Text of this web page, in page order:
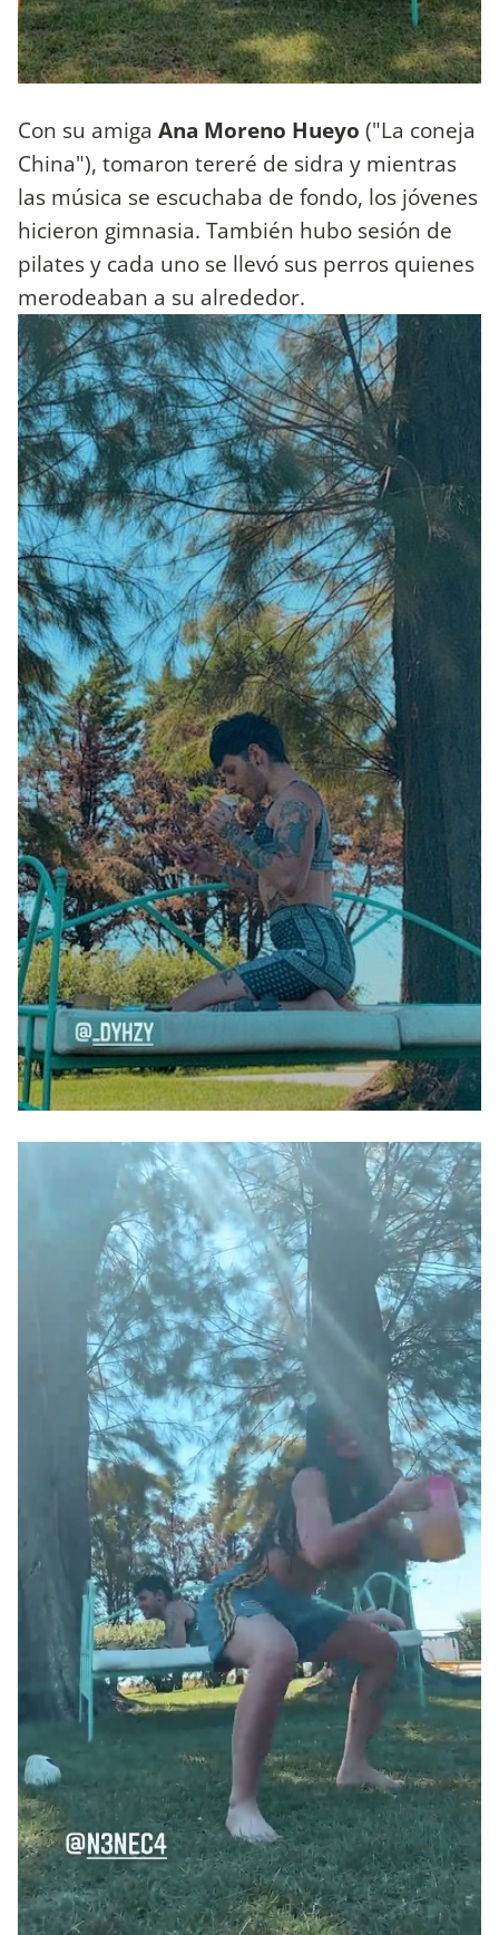
Con su amiga Ana Moreno Hueyo ("La coneja
China"), tomaron tereré de sidra y mientras
las música se escuchaba de fondo, los jóvenes
hicieron gimnasia. También hubo sesión de
pilates y cada uno se llevó sus perros quienes
merodeaban a su alrededor.